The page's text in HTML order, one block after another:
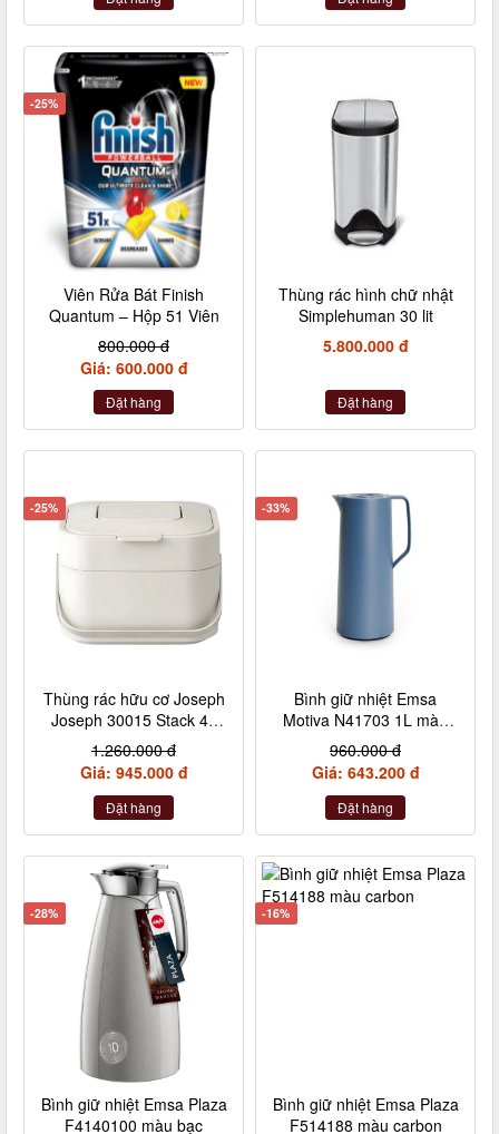
-25%
Viên Rửa Bát Finish
Quantum – Hộp 51 Viên
800.000 đ
Giá: 600.000 đ
Đặt hàng
Thùng rác hình chữ nhật
Simplehuman 30 lit
5.800.000 đ
Đặt hàng
-25%
Thùng rác hữu cơ Joseph
Joseph 30015 Stack 4L
(Stone)
1.260.000 đ
Giá: 945.000 đ
Đặt hàng
-33%
Bình giữ nhiệt Emsa
Motiva N41703 1L màu
xanh dương
960.000 đ
Giá: 643.200 đ
Đặt hàng
-28%
Bình giữ nhiệt Emsa Plaza
F4140100 màu bạc
-16%
Bình giữ nhiệt Emsa Plaza
F514188 màu carbon